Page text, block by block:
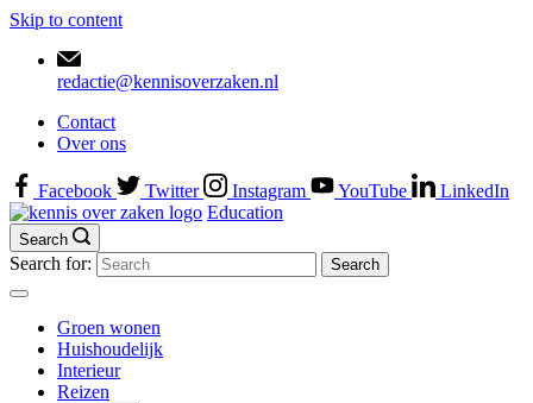
Skip to content
redactie@kennisoverzaken.nl
Contact
Over ons
Facebook Twitter Instagram YouTube
LinkedIn
Education
Search
Search for:
Groen wonen
Huishoudelijk
Interieur
Reizen